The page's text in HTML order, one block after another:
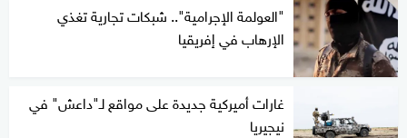
"العولمة الإجرامية".. شبكات تجارية تغذي
الإرهاب في إفريقيا
غارات أميركية جديدة على مواقع لـ"داعش" في
نيجيريا